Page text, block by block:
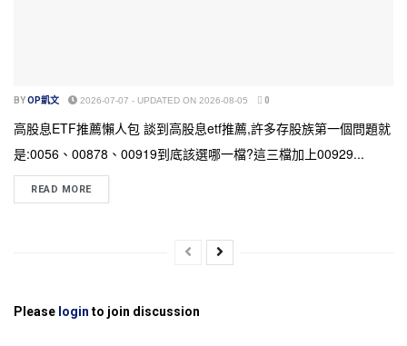
BYOP凱文 2026-07-07 - UPDATED ON 2026-08-05 0
高股息ETF推薦懶人包 談到高股息etf推薦,許多存股族第一個問題就
是:0056、00878、00919到底該選哪一檔?這三檔加上00929...
READ MORE
Please login to join discussion